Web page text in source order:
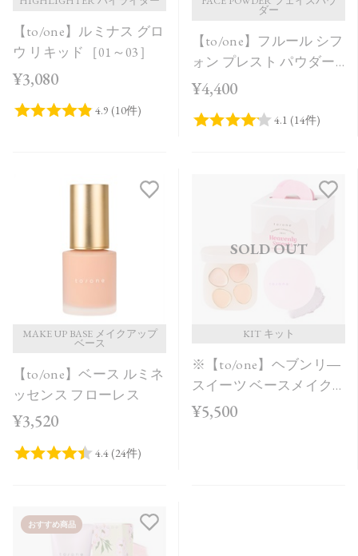
【to/one】ルミナス グロ
ウ リキッド［01～03］
¥3,080
ダー
【to/one】フルール シフ
ォン プレスト パウダー
［00］
¥4,400
MAKE UP BASE メイクアップ
ベース
【to/one】ベース ルミネ
ッセンス フローレス
¥3,520
SOLD OUT
KIT キット
※【to/one】ヘブンリ―
スイーツ ベースメイク
ボックス＜Holiday
¥5,500
おすすめ商品